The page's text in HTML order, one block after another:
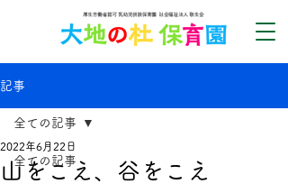
記事
全ての記事
全ての記事
山をこえ、谷をこえ
2022年6月22日